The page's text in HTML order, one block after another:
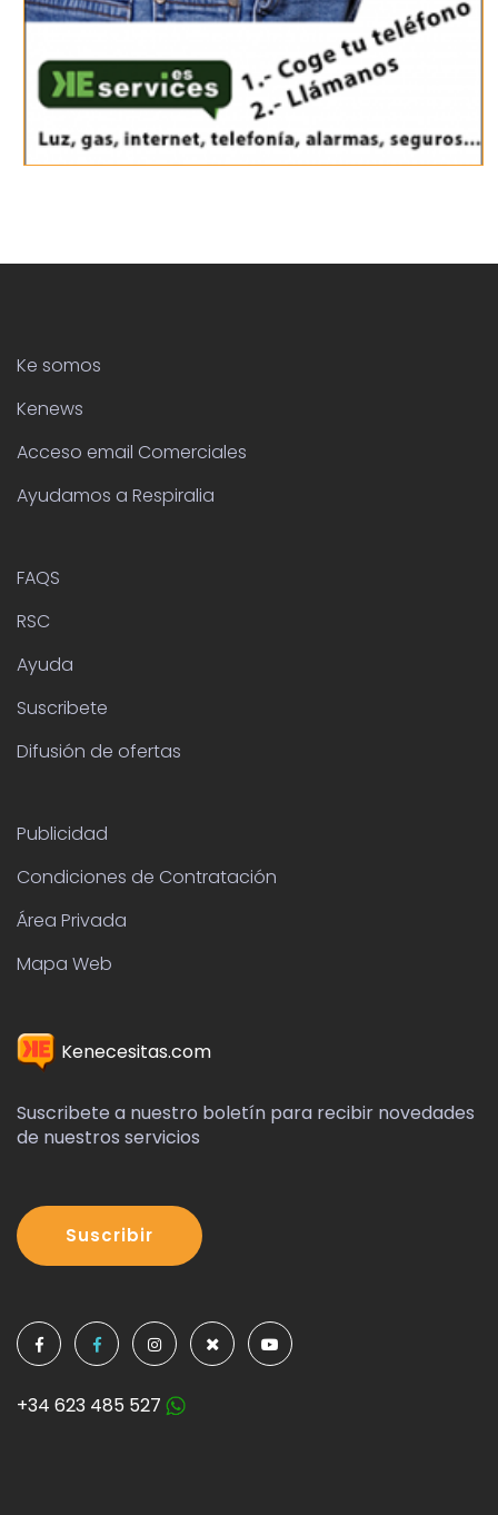
Ke somos
Kenews
Acceso email Comerciales
Ayudamos a Respiralia
FAQS
RSC
Ayuda
Suscribete
Difusión de ofertas
Publicidad
Condiciones de Contratación
Área Privada
Mapa Web
Kenecesitas.com
Suscribete a nuestro boletín para recibir novedades
de nuestros servicios
Suscribir
+34 623 485 527